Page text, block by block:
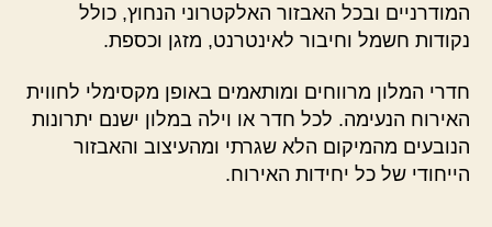
המודרניים ובכל האבזור האלקטרוני הנחוץ, כולל
נקודות חשמל וחיבור לאינטרנט, מזגן וכספת.
חדרי המלון מרווחים ומותאמים באופן מקסימלי לחווית
האירוח הנעימה. לכל חדר או וילה במלון ישנם יתרונות
הנובעים מהמיקום הלא שגרתי ומהעיצוב והאבזור
הייחודי של כל יחידות האירוח.